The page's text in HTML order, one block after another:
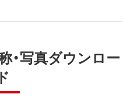
・写真ダウンロー
ド